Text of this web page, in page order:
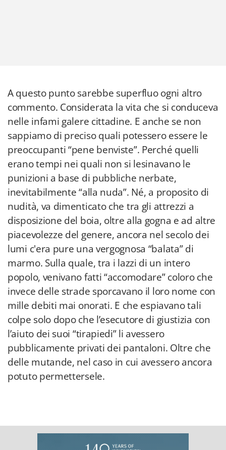
A questo punto sarebbe superfluo ogni altro
commento. Considerata la vita che si conduceva
nelle infami galere cittadine. E anche se non
sappiamo di preciso quali potessero essere le
preoccupanti “pene benviste”. Perché quelli
erano tempi nei quali non si lesinavano le
punizioni a base di pubbliche nerbate,
inevitabilmente “alla nuda”. Né, a proposito di
nudità, va dimenticato che tra gli attrezzi a
disposizione del boia, oltre alla gogna e ad altre
piacevolezze del genere, ancora nel secolo dei
lumi c'era pure una vergognosa “balata” di
marmo. Sulla quale, tra i lazzi di un intero
popolo, venivano fatti “accomodare” coloro che
invece delle strade sporcavano il loro nome con
mille debiti mai onorati. E che espiavano tali
colpe solo dopo che l’esecutore di giustizia con
l’aiuto dei suoi “tirapiedi” li avessero
pubblicamente privati dei pantaloni. Oltre che
delle mutande, nel caso in cui avessero ancora
potuto permettersele.